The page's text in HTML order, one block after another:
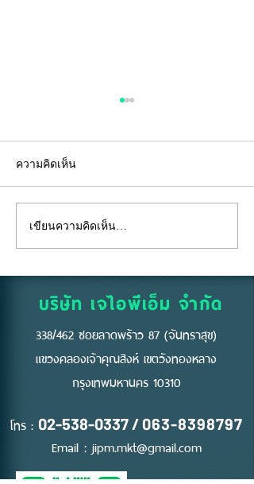
"คีย์การ์ด" ไม่ใช่แค่แผ่น
พลาสติก... แต่คือ "ด่าน
แรก" ของความปลอดภัย
ความคิดเห็น
เขียนความคิดเห็น…
บริษัท เจไอพีเอ็ม จำกัด
338/462 ซอยลาดพร้าว 87 (จันทราสุข)
แขวงคลองเจ้าคุณสิงห์ เขตวังทองหลาง
กรุงเทพมหานคร 10310
โทร : 02-538-0337 / 063-8398797
Email : jipm.mkt@gmail.com